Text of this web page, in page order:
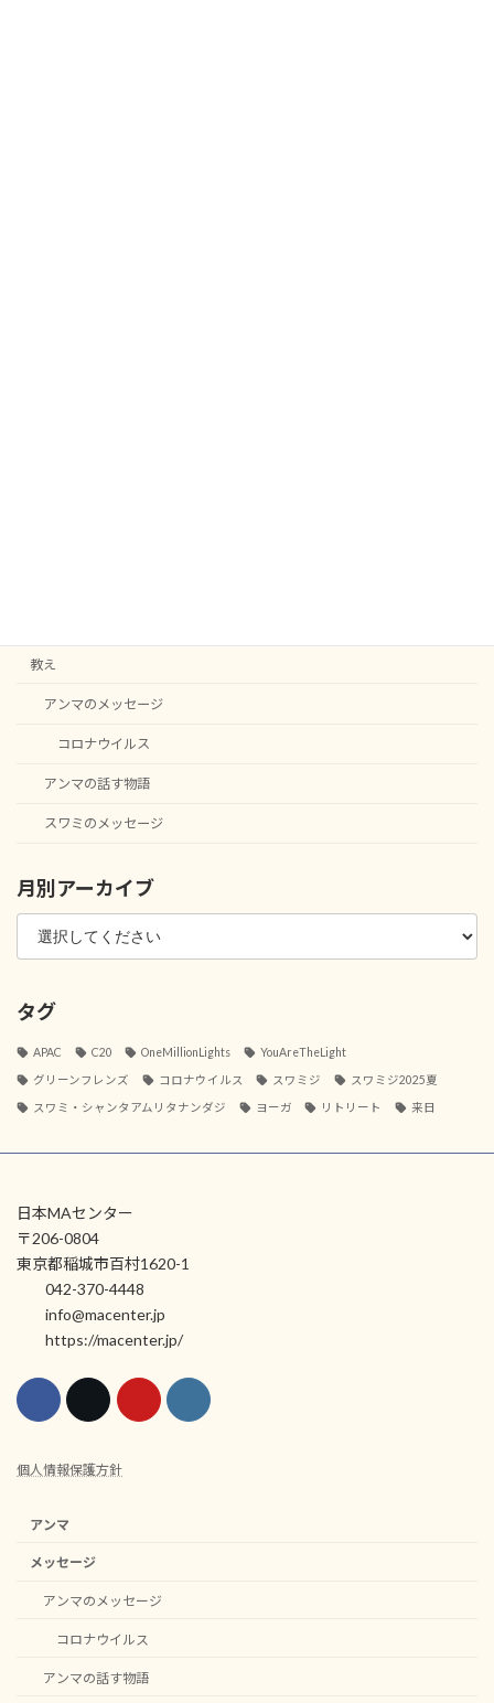
教え
アンマのメッセージ
コロナウイルス
アンマの話す物語
スワミのメッセージ
月別アーカイブ
タグ
APAC C20 OneMillionLights YouAreTheLight
グリーンフレンズ コロナウイルス スワミジ スワミジ2025夏
スワミ・シャンタアムリタナンダジ ヨーガ リトリート 来日
日本MAセンター
〒206-0804
東京都稲城市百村1620-1
042-370-4448
info@macenter.jp
https://macenter.jp/
個人情報保護方針
アンマ
メッセージ
アンマのメッセージ
コロナウイルス
アンマの話す物語